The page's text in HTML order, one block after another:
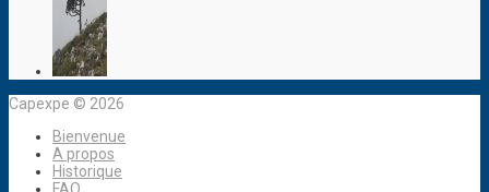
Capexpe © 2026
Bienvenue
A propos
Historique